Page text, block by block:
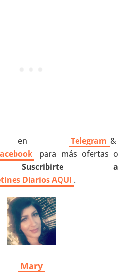
en Telegram &
para más ofertas o
Suscribirte a
Diarios AQUI .
Mary